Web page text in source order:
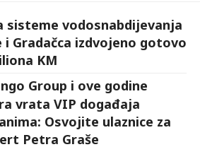
sisteme vodosnabdijevanja
i Gradačca izdvojeno gotovo
KM
Group i ove godine
vrata VIP događaja
Osvojite ulaznice za
Petra Graše